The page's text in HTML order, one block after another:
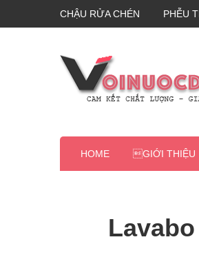
CHẬU RỬA CHÉN PHỄU
HOME GIỚI THIỆU